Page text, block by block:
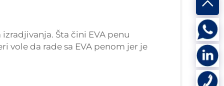
Šta čini EVA penu
vole da rade sa EVA penom jer je
i odličan je za pravljenje